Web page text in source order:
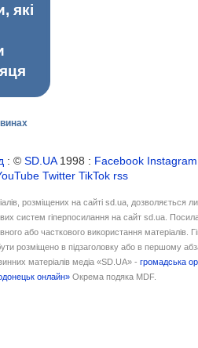
які
: ©SD.UA1998 : Facebook Instagram
Twitter TikTok rss
розміщених на сайті sd.ua, дозволяється
систем гіперпосилання на сайт sd.ua.
або часткового використання матеріалів.
розміщено в підзаголовку або в першому
матеріалів медіа «SD.UA» -громадська
онлайн» Окрема подяка MDF.